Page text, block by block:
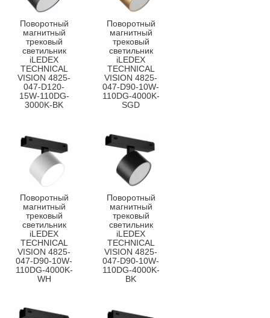
Поворотный
магнитный
трековый
светильник
iLEDEX
TECHNICAL
VISION 4825-
047-D120-
15W-110DG-
3000K-BK
Поворотный
магнитный
трековый
светильник
iLEDEX
TECHNICAL
VISION 4825-
047-D90-10W-
110DG-4000K-
SGD
Поворотный
магнитный
трековый
светильник
iLEDEX
TECHNICAL
VISION 4825-
047-D90-10W-
110DG-4000K-
WH
Поворотный
магнитный
трековый
светильник
iLEDEX
TECHNICAL
VISION 4825-
047-D90-10W-
110DG-4000K-
BK